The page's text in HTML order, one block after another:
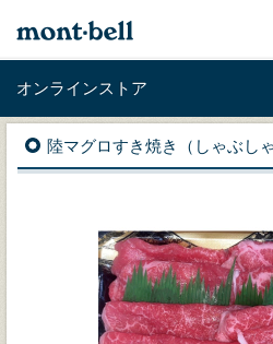
オンラインストア
陸マグロすき焼き（しゃぶし